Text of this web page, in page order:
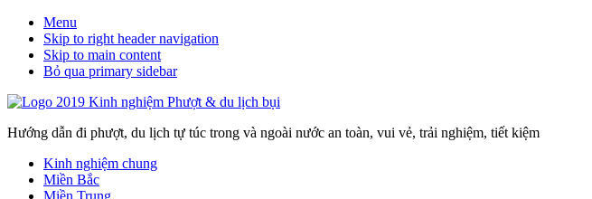
Menu
Skip to right header navigation
Skip to main content
Bỏ qua primary sidebar
Hướng dẫn đi phượt, du lịch tự túc trong và ngoài nước an toàn, vui vẻ, trải nghiệm, tiết kiệm
Kinh nghiệm chung
Miền Bắc
Miền Trung